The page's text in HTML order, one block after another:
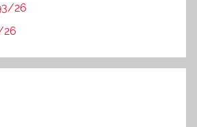
26
26